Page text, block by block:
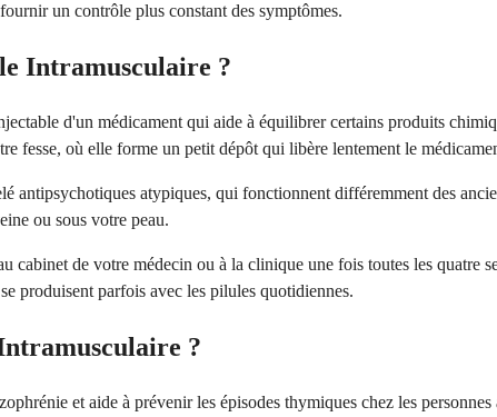
un contrôle plus constant des symptômes.
Intramusculaire ?
d'un médicament qui aide à équilibrer certains produits
fesse, où elle forme un petit dépôt qui libère lentement le
antipsychotiques atypiques, qui fonctionnent différemment des
ou sous votre peau.
cabinet de votre médecin ou à la clinique une fois toutes les
produisent parfois avec les pilules quotidiennes.
?
et aide à prévenir les épisodes thymiques chez les